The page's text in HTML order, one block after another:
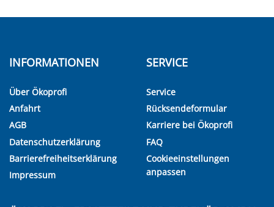
INFORMATIONEN
Über Ökoprofi
Anfahrt
AGB
Datenschutzerklärung
Barrierefreiheitserklärung
Impressum
SERVICE
Service
Rücksendeformular
Karriere bei Ökoprofi
FAQ
Cookieeinstellungen
anpassen